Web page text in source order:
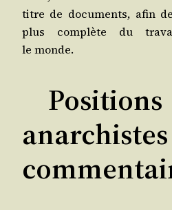
titre de docu­ments, afin
plus com­plète du
le monde.